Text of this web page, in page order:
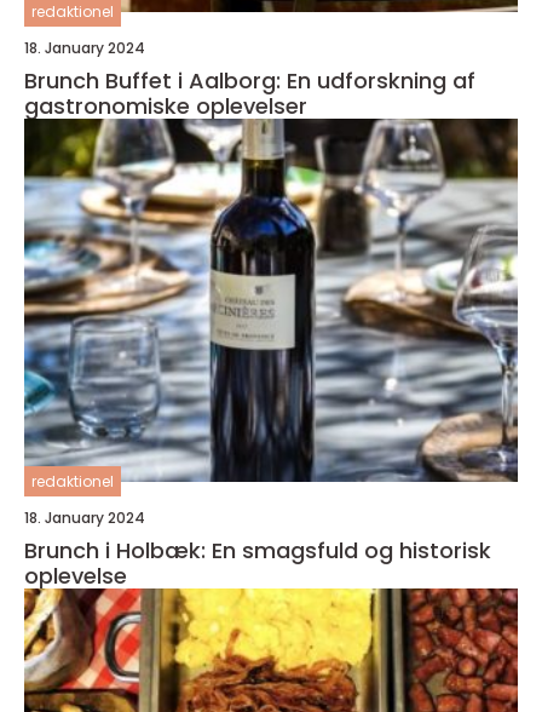
redaktionel
18. January 2024
Brunch Buffet i Aalborg: En udforskning af
gastronomiske oplevelser
redaktionel
18. January 2024
Brunch i Holbæk: En smagsfuld og historisk
oplevelse